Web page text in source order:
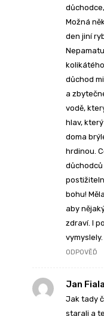
Možná
den jiní
důchod
a
vodě,
hlav,
doma
hrdinou.
bohu!
aby
zdraví. I
vymyslely.
ODPOVĚĎ
Jan Fiala
Jak tady
starali a